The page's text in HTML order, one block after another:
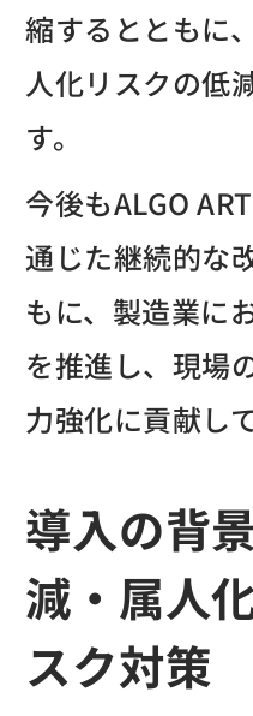
縮するとともに
人化リスクの低
す。
今後もALGO
通じた継続的な
もに、製造業に
を推進し、現場
力強化に貢献し
導入の背
減・属人
スク対策